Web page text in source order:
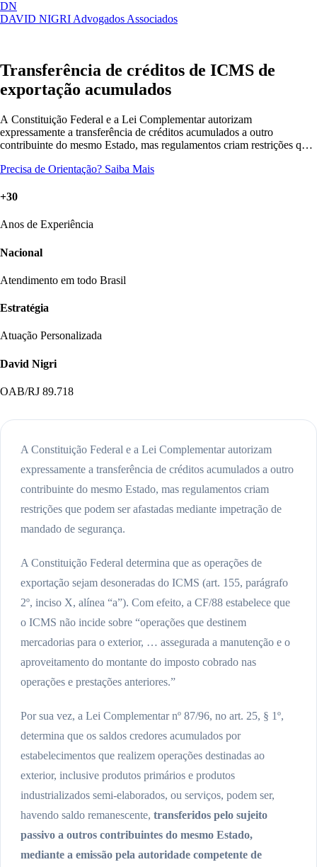
DN
DAVID NIGRI Advogados Associados
Artigos, sentenças, áreas de atuação,
Transferência de créditos de ICMS de
exportação acumulados
A Constituição Federal e a Lei Complementar autorizam
expressamente a transferência de créditos acumulados a outro
contribuinte do mesmo Estado, mas regulamentos criam restrições que
Precisa de Orientação? Saiba Mais
+30
Anos de Experiência
Nacional
Atendimento em todo Brasil
Estratégia
Atuação Personalizada
David Nigri
OAB/RJ 89.718
A Constituição Federal e a Lei Complementar autorizam
expressamente a transferência de créditos acumulados a outro
contribuinte do mesmo Estado, mas regulamentos criam
restrições que podem ser afastadas mediante impetração de
mandado de segurança.
A Constituição Federal determina que as operações de
exportação sejam desoneradas do ICMS (art. 155, parágrafo
2º, inciso X, alínea “a”). Com efeito, a CF/88 estabelece que
o ICMS não incide sobre “operações que destinem
mercadorias para o exterior, … assegurada a manutenção e o
aproveitamento do montante do imposto cobrado nas
operações e prestações anteriores.”
Por sua vez, a Lei Complementar nº 87/96, no art. 25, § 1º,
determina que os saldos credores acumulados por
estabelecimentos que realizem operações destinadas ao
exterior, inclusive produtos primários e produtos
industrializados semi-elaborados, ou serviços, podem ser,
havendo saldo remanescente, transferidos pelo sujeito
passivo a outros contribuintes do mesmo Estado,
mediante a emissão pela autoridade competente de